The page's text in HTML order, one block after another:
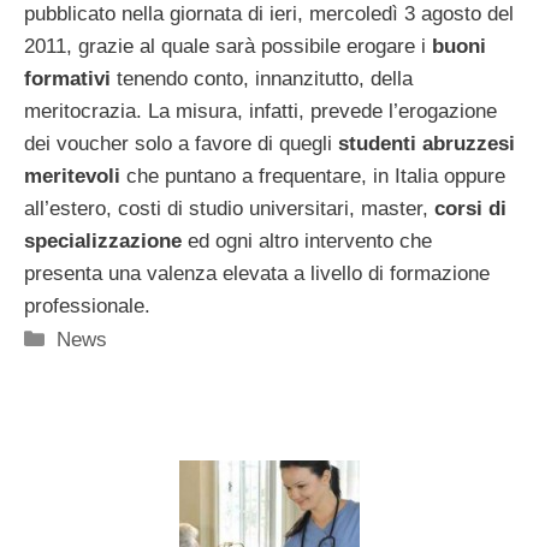
pubblicato nella giornata di ieri, mercoledì 3 agosto del
2011, grazie al quale sarà possibile erogare i buoni
formativi tenendo conto, innanzitutto, della
meritocrazia. La misura, infatti, prevede l’erogazione
dei voucher solo a favore di quegli studenti abruzzesi
meritevoli che puntano a frequentare, in Italia oppure
all’estero, costi di studio universitari, master, corsi di
specializzazione ed ogni altro intervento che
presenta una valenza elevata a livello di formazione
professionale.
Categorie
News